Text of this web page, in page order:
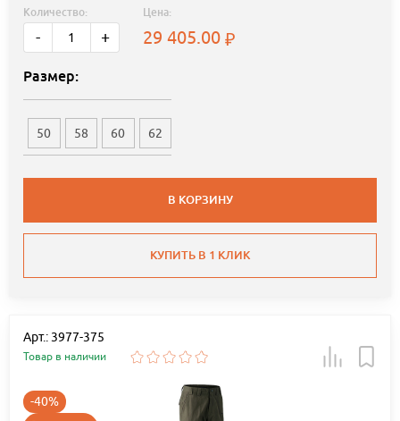
Количество:
- +
Цена:
29 405.00
Размер:
50 58 60 62
В КОРЗИНУ
КУПИТЬ В 1 КЛИК
Арт.: 3977-375
Товар в наличии
-40%